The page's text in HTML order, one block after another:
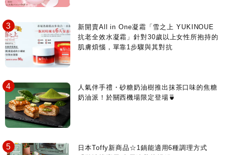
新開賣All in One凝霜「雪之上 YUKINOUE
抗老全效水凝霜」針對30歲以上女性所抱持的
肌膚煩惱，單靠1步驟與其對抗
人氣伴手禮・砂糖奶油樹推出抹茶口味的焦糖
奶油派！於關西機場限定登場🍵
日本Toffy新商品☆1鍋能適用6種調理方式